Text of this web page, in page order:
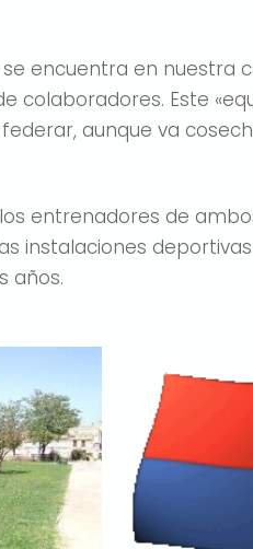
encuentra en
colaboradores. Este
aunque va
entrenadores de
instalaciones
años.